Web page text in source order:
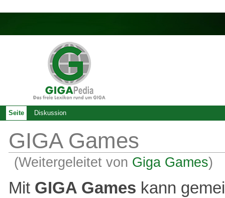
GIGA Games
(Weitergeleitet von Giga Games)
Mit GIGA Games kann
Seite Diskussion